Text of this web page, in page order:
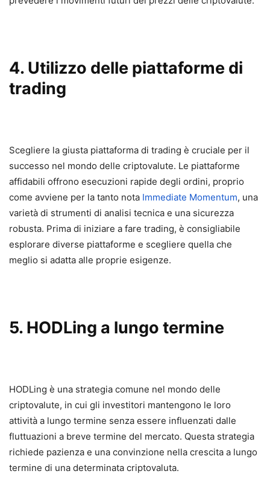
4. Utilizzo delle piattaforme di
trading
Scegliere la giusta piattaforma di trading è cruciale per il
successo nel mondo delle criptovalute. Le piattaforme
affidabili offrono esecuzioni rapide degli ordini, proprio
come avviene per la tanto nota Immediate Momentum, una
varietà di strumenti di analisi tecnica e una sicurezza
robusta. Prima di iniziare a fare trading, è consigliabile
esplorare diverse piattaforme e scegliere quella che
meglio si adatta alle proprie esigenze.
5. HODLing a lungo termine
HODLing è una strategia comune nel mondo delle
criptovalute, in cui gli investitori mantengono le loro
attività a lungo termine senza essere influenzati dalle
fluttuazioni a breve termine del mercato. Questa strategia
richiede pazienza e una convinzione nella crescita a lungo
termine di una determinata criptovaluta.